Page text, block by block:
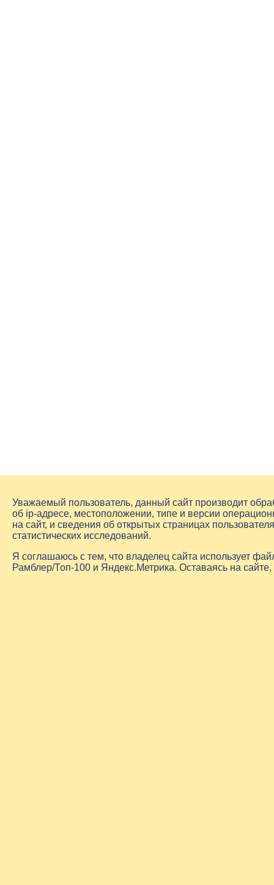
Уважаемый пользователь, данный сайт производит
об ip-адресе, местоположении, типе и версии
на сайт, и сведения об открытых страницах
статистических исследований.
Я соглашаюсь с тем, что владелец сайта использует
Рамблер/Топ-100 и Яндекс.Метрика. Оставаясь на